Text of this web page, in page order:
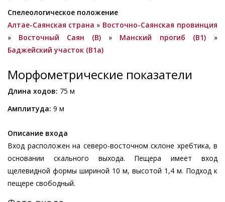
Спелеологическое положение
Алтае-Саянская страна » Восточно-Саянская провинция
» Восточный Саян (B) » Манский прогиб (B1)
»
Баджейский участок (В1а)
Морфометрические показатели
Длина ходов: 75 м
Амплитуда: 9 м
Описание входа
Вход расположен на северо-восточном склоне хребтика, в
основании скального выхода. Пещера имеет вход
щелевидной формы шириной 10 м, высотой 1,4 м. Подход к
пещере свободный.